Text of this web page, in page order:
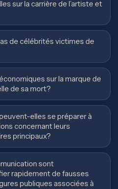
sur la carrière de l’artiste et
de célébrités victimes de
sur la marque de
de sa mort?
elles se préparer à
concernant leurs
principaux?
sont
rapidement de fausses
publiques associées à